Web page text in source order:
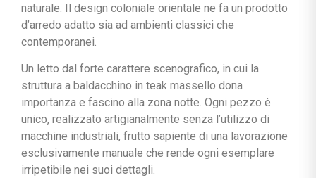
naturale. Il design coloniale orientale ne fa un prodotto
d’arredo adatto sia ad ambienti classici che
contemporanei.
Un letto dal forte carattere scenografico, in cui la
struttura a baldacchino in teak massello dona
importanza e fascino alla zona notte. Ogni pezzo è
unico, realizzato artigianalmente senza l’utilizzo di
macchine industriali, frutto sapiente di una lavorazione
esclusivamente manuale che rende ogni esemplare
irripetibile nei suoi dettagli.